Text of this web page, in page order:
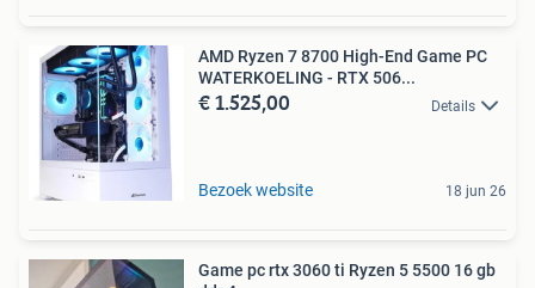
AMD Ryzen 7 8700 High-End Game PC
WATERKOELING - RTX 506...
€ 1.525,00 Details
Bezoek website 18 jun 26
Game pc rtx 3060 ti Ryzen 5 5500 16 gb